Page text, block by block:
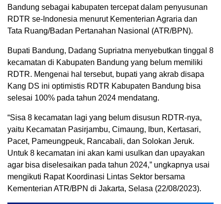
Bandung sebagai kabupaten tercepat dalam penyusunan
RDTR se-Indonesia menurut Kementerian Agraria dan
Tata Ruang/Badan Pertanahan Nasional (ATR/BPN).
Bupati Bandung, Dadang Supriatna menyebutkan tinggal 8
kecamatan di Kabupaten Bandung yang belum memiliki
RDTR. Mengenai hal tersebut, bupati yang akrab disapa
Kang DS ini optimistis RDTR Kabupaten Bandung bisa
selesai 100% pada tahun 2024 mendatang.
“Sisa 8 kecamatan lagi yang belum disusun RDTR-nya,
yaitu Kecamatan Pasirjambu, Cimaung, Ibun, Kertasari,
Pacet, Pameungpeuk, Rancabali, dan Solokan Jeruk.
Untuk 8 kecamatan ini akan kami usulkan dan upayakan
agar bisa diselesaikan pada tahun 2024,” ungkapnya usai
mengikuti Rapat Koordinasi Lintas Sektor bersama
Kementerian ATR/BPN di Jakarta, Selasa (22/08/2023).